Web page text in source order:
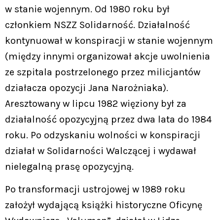
w stanie wojennym. Od 1980 roku był
członkiem NSZZ Solidarność. Działalność
kontynuował w konspiracji w stanie wojennym
(między innymi organizował akcje uwolnienia
ze szpitala postrzelonego przez milicjantów
działacza opozycji Jana Narożniaka).
Aresztowany w lipcu 1982 więziony był za
działalność opozycyjną przez dwa lata do 1984
roku. Po odzyskaniu wolności w konspiracji
działał w Solidarności Walczącej i wydawał
nielegalną prasę opozycyjną.
Po transformacji ustrojowej w 1989 roku
założył wydającą książki historyczne Oficynę